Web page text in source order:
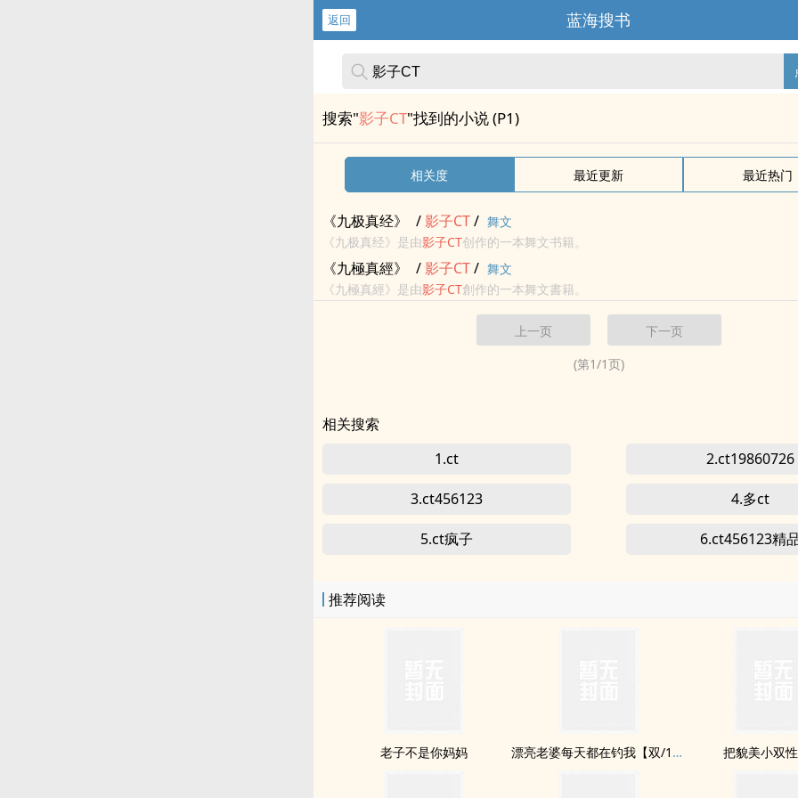
返回 蓝海搜书
搜索"影子CT"找到的小说 (P1)
相关度 最近更新 最近热门
《九极真经》 /影子CT/ 舞文
《九极真经》是由影子CT创作的一本舞文书籍。
《九極真經》 /影子CT/ 舞文
《九極真經》是由影子CT創作的一本舞文書籍。
上一页
下一页
(第1/1页)
相关搜索
1.ct
2.ct19860726
3.ct456123 4.多ct
5.ct疯子 6.ct456123精
推荐阅读
老子不是你妈妈 漂亮老婆每天都在钓我【双/1v1】 把貌美小双